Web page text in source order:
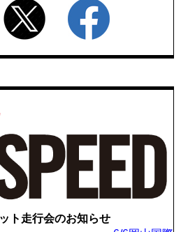
ト走行会のお知らせ